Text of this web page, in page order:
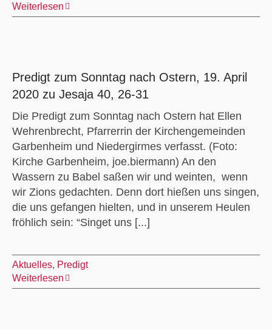
Weiterlesen
Predigt zum Sonntag nach Ostern, 19. April
2020 zu Jesaja 40, 26-31
Die Predigt zum Sonntag nach Ostern hat Ellen
Wehrenbrecht, Pfarrerrin der Kirchengemeinden
Garbenheim und Niedergirmes verfasst. (Foto:
Kirche Garbenheim, joe.biermann) An den
Wassern zu Babel saßen wir und weinten, wenn
wir Zions gedachten. Denn dort hießen uns singen,
die uns gefangen hielten, und in unserem Heulen
fröhlich sein: “Singet uns [...]
Aktuelles, Predigt
Weiterlesen